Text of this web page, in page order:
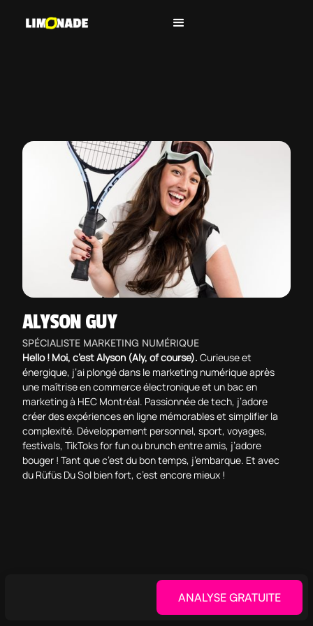
ANALYSE GRATUITE
ALYSON GUY
SPÉCIALISTE MARKETING NUMÉRIQUE
Hello ! Moi, c’est Alyson (Aly, of course). Curieuse et
énergique, j’ai plongé dans le marketing numérique après
une maîtrise en commerce électronique et un bac en
marketing à HEC Montréal. Passionnée de tech, j’adore
créer des expériences en ligne mémorables et simplifier la
complexité. Développement personnel, sport, voyages,
festivals, TikToks for fun ou brunch entre amis, j’adore
bouger ! Tant que c’est du bon temps, j’embarque. Et avec
du Rüfüs Du Sol bien fort, c’est encore mieux !